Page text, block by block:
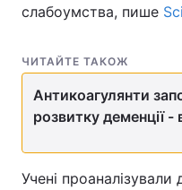
слабоумства, пише
ЧИТАЙТЕ ТАКОЖ
Антикоагулянти
розвитку деменції -
Учені проаналізували